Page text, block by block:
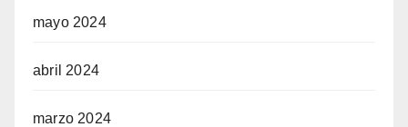
mayo 2024
abril 2024
marzo 2024